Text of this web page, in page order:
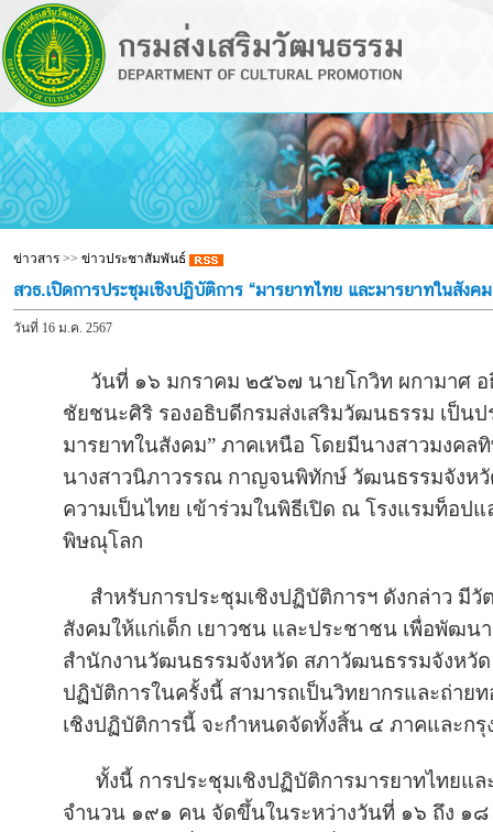
ข่าวสาร>> ข่าวประชาสัมพันธ์
สวธ.เปิดการประชุมเชิงปฏิบัติการ “มารยาทไทย และมารยาทในสังค
วันที่ 16 ม.ค. 2567
วันที่ ๑๖ มกราคม ๒๕๖๗ นายโกวิท ผกามาศ อ
ชัยชนะศิริ รองอธิบดีกรมส่งเสริมวัฒนธรรม เป็น
มารยาทในสังคม” ภาคเหนือ โดยมีนางสาวมงค
นางสาวนิภาวรรณ กาญจนพิทักษ์ วัฒนธรรมจังห
ความเป็นไทย เข้าร่วมในพิธีเปิด ณ โรงแรมท็อป
พิษณุโลก
สำหรับการประชุมเชิงปฏิบัติการฯ ดังกล่าว มีวั
สังคมให้แก่เด็ก เยาวชน และประชาชน เพื่อพัฒ
สำนักงานวัฒนธรรมจังหวัด สภาวัฒนธรรมจังหวัด
ปฏิบัติการในครั้งนี้ สามารถเป็นวิทยากรและถ่าย
เชิงปฏิบัติการนี้ จะกำหนดจัดทั้งสิ้น ๔ ภาคและกรุ
ทั้งนี้ การประชุมเชิงปฏิบัติการมารยาทไทยแล
จำนวน ๑๙๑ คน จัดขึ้นในระหว่างวันที่ ๑๖ ถึง ๑